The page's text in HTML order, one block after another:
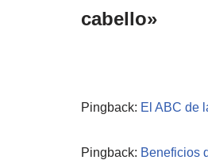
cabello»
Pingback: El ABC de
Pingback: Beneficios